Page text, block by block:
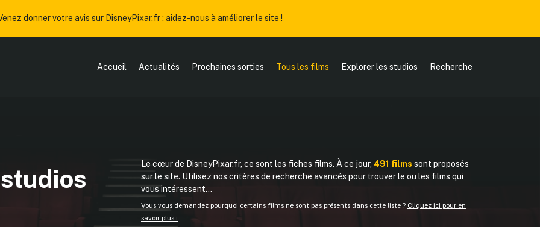
donner votre avis sur DisneyPixar.fr : aidez-nous à améliorer le site !
Accueil Actualités Prochaines sorties Tous les films Explorer les studios Recherche
Le cœur de DisneyPixar.fr, ce sont les fiches films. À ce jour, 491 films sont proposés
sur le site. Utilisez nos critères de recherche avancés pour trouver le ou les films qui
vous intéressent...
Vous vous demandez pourquoi certains films ne sont pas présents dans cette liste ? Cliquez ici pour en
savoir plus ℹ️